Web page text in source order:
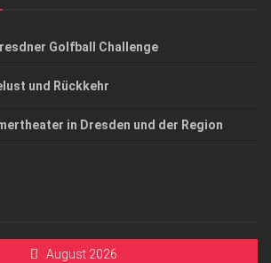
Golfball Challenge
und Rückkehr
in Dresden und der Region
August 2026